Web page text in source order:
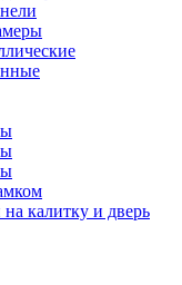
калитку и дверь